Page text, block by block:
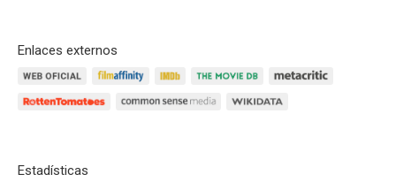
Enlaces externos
Estadísticas